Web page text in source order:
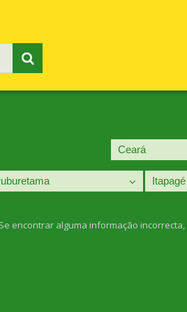
Se encontrar alguma informação incorrecta,